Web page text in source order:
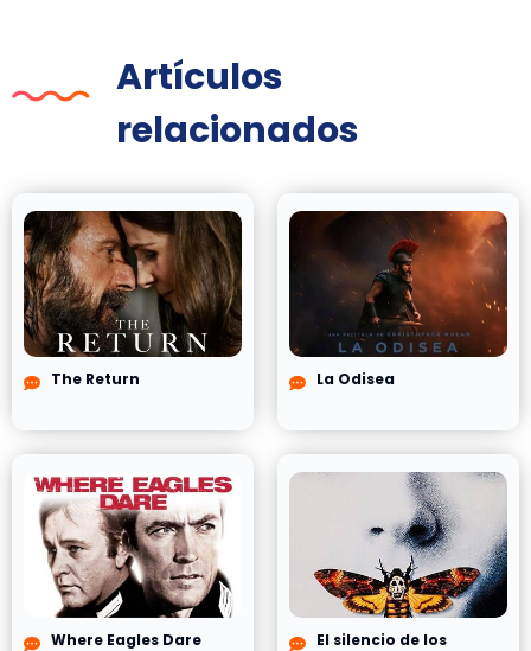
Artículos
relacionados
The Return La Odisea
Where Eagles Dare
El silencio de los